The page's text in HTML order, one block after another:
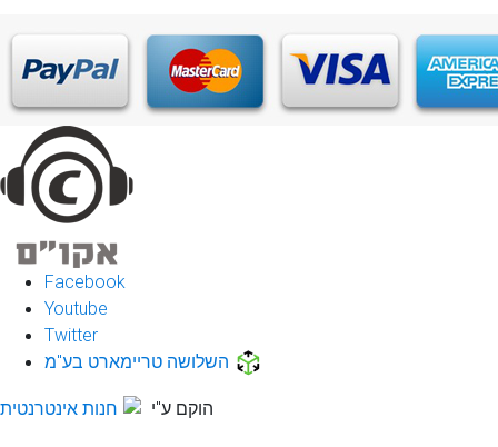
Facebook
Youtube
Twitter
השלושה טריימארט בע"מ
הוקם ע"י חנות אינטרנטית